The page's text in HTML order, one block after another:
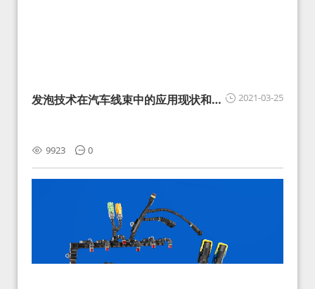
2021-03-25
发泡技术在汽车线束中的应用现状和展
9923 0